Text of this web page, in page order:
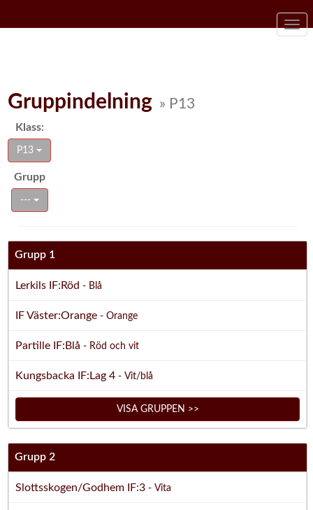
Gruppindelning » P13
Klass:
P13
Grupp
---
Grupp 1
Lerkils IF:Röd - Blå
IF Väster:Orange - Orange
Partille IF:Blå - Röd och vit
Kungsbacka IF:Lag 4 - Vit/blå
VISA GRUPPEN >>
Grupp 2
Slottsskogen/Godhem IF:3 - Vita